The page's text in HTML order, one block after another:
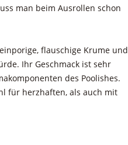
man beim Ausrollen schon
flauschige Krume und
Ihr Geschmack ist sehr
des Poolishes.
für herzhaften, als auch mit